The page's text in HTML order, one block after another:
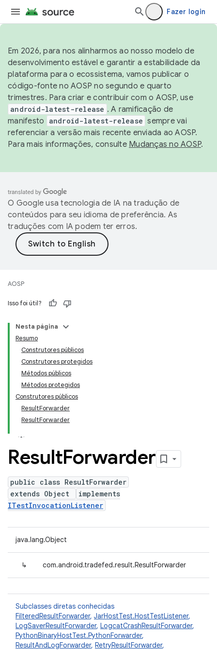
Fazer login
Em 2026, para nos alinharmos ao nosso modelo de
desenvolvimento estável e garantir a estabilidade da
plataforma para o ecossistema, vamos publicar o
código-fonte no AOSP no segundo e quarto
trimestres. Para criar e contribuir com o AOSP, use
android-latest-release . A ramificação de
manifesto
android-latest-release sempre vai
referenciar a versão mais recente enviada ao AOSP.
Para mais informações, consulte Mudanças no AOSP.
O Google usa tecnologia de IA na tradução de
conteúdos para seu idioma de preferência. As
traduções com IA podem ter erros.
AOSP
Isso foi útil?
Nesta página
Resumo
Construtores públicos
Construtores protegidos
Métodos públicos
Métodos protegidos
Construtores públicos
ResultForwarder
ResultForwarder
ResultForwarder
public class ResultForwarder
extends Object
implements
ITestInvocationListener
java.lang.Object
↳ com.android.tradefed.result.ResultForwarder
Subclasses diretas conhecidas
FilteredResultForwarder, JarHostTest.HostTestListener,
LogSaverResultForwarder, LogcatCrashResultForwarder,
PythonBinaryHostTest.PythonForwarder,
ResultAndLogForwarder, RetryResultForwarder,